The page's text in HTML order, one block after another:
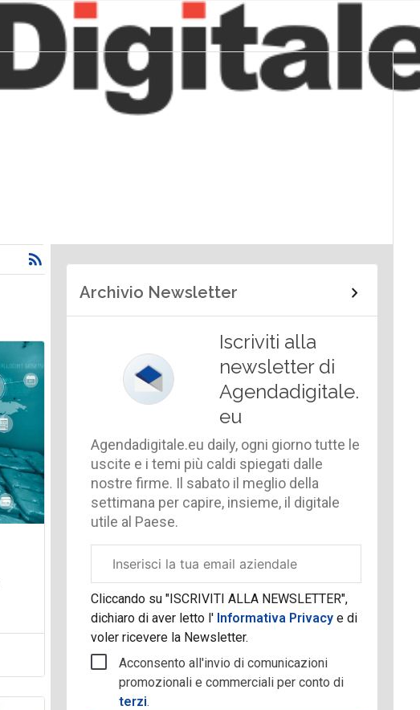
Archivio Newsletter
Iscriviti alla
newsletter di
Agendadigitale.
eu
Agendadigitale.eu daily, ogni giorno tutte le
uscite e i temi più caldi spiegati dalle
nostre firme. Il sabato il meglio della
settimana per capire, insieme, il digitale
utile al Paese.
aziendale
Cliccando su "ISCRIVITI ALLA NEWSLETTER",
dichiaro di aver letto l' Informativa Privacye di
voler ricevere la Newsletter.
Acconsento all'invio di comunicazioni
promozionali e commerciali per conto di
terzi.